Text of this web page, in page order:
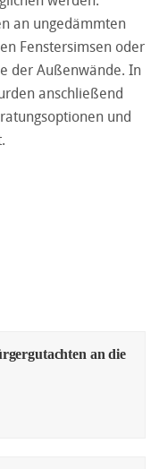
an ungedämmten
Fenstersimsen oder
der Außenwände. In
anschließend
und
an die